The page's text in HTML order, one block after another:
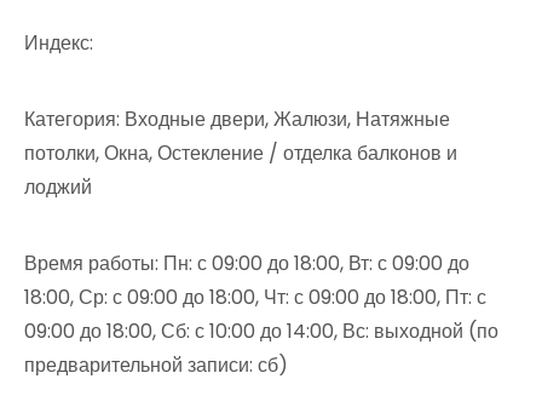
Индекс:
Категория: Входные двери, Жалюзи, Натяжные
потолки, Окна, Остекление / отделка балконов и
лоджий
Время работы: Пн: с 09:00 до 18:00, Вт: с 09:00 до
18:00, Ср: с 09:00 до 18:00, Чт: с 09:00 до 18:00, Пт: с
09:00 до 18:00, Сб: с 10:00 до 14:00, Вс: выходной (по
предварительной записи: сб)